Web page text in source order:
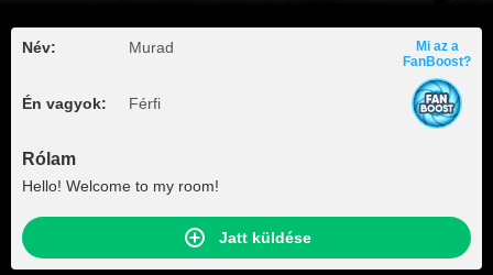
Név: Murad
Én vagyok: Férfi
Mi az a
FanBoost?
Rólam
Hello! Welcome to my room!
Jatt küldése